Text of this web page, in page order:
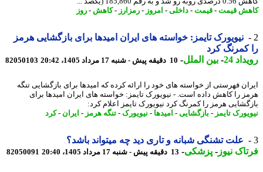
قیمت-قیمت-داخلی -امروز- رمزارز- کاهش-روز
نیویورک تایمز: خواسته های ایران امیدها برای بازگشایی هرمز
کمرنگ کرد
24
-بین الملل-10 دقیقه پیش - شنبه 17 مرداد 1405، 20:42 82050103
فهرستی از خواسته های خود را ارائه کرده که امیدها برای بازگشایی تنگه
را کاهش داده است. - نیویورک تایمز: خواسته های ایران امیدها برای
هرمز را کمرنگ کرد نیویورک تایمز اعلام کرد:
تایمز-بازگشایی-امیدها-نیویورک- تنگه هرمز- ایران - کرد
علت تشنگی شبانه و تاری دید چه میتواند باشد؟
نیوز-پزشکی-13 دقیقه پیش - شنبه 17 مرداد 1405، 20:40 82050091